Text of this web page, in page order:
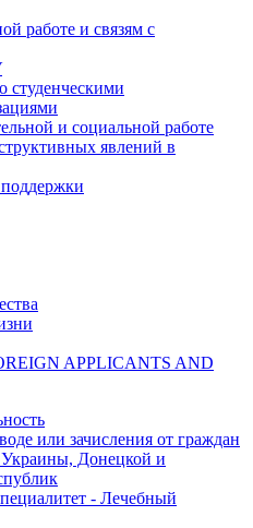
работе и связям с
студенческими
и социальной работе
явлений в
APPLICANTS AND
или зачисления от граждан
Донецкой и
- Лечебный